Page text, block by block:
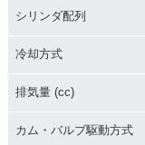
シリンダ配列
冷却方式
排気量 (cc)
カム・バルブ駆動方式